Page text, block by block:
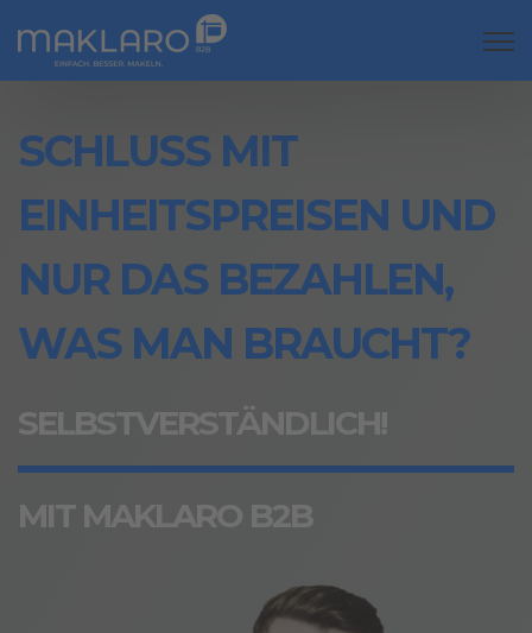
SCHLUSS MIT
EINHEITSPREISEN UND
NUR DAS BEZAHLEN,
WAS MAN BRAUCHT?
SELBSTVERSTÄNDLICH!
MIT MAKLARO B2B